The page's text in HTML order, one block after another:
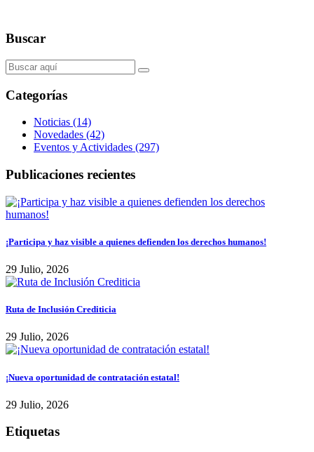
Buscar
Categorías
Noticias (14)
Novedades (42)
Eventos y Actividades (297)
Publicaciones recientes
¡Participa y haz visible a quienes defienden los derechos humanos!
29 Julio, 2026
Ruta de Inclusión Crediticia
29 Julio, 2026
¡Nueva oportunidad de contratación estatal!
29 Julio, 2026
Etiquetas